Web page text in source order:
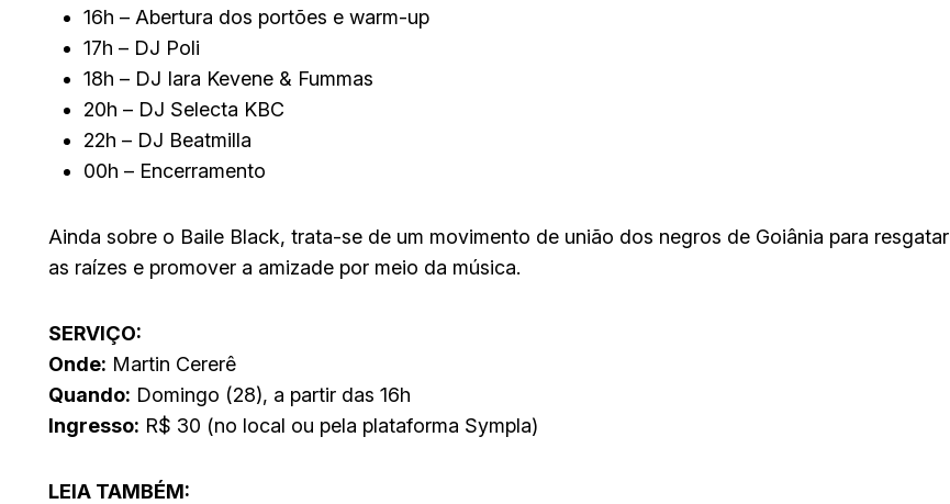
16h – Abertura dos portões e warm-up
17h – DJ Poli
18h – DJ Iara Kevene & Fummas
20h – DJ Selecta KBC
22h – DJ Beatmilla
00h – Encerramento
Ainda sobre o Baile Black, trata-se de um movimento de união dos negros de Goiânia para resgatar
as raízes e promover a amizade por meio da música.
SERVIÇO:
Onde: Martin Cererê
Quando: Domingo (28), a partir das 16h
Ingresso: R$ 30 (no local ou pela plataforma Sympla)
LEIA TAMBÉM: